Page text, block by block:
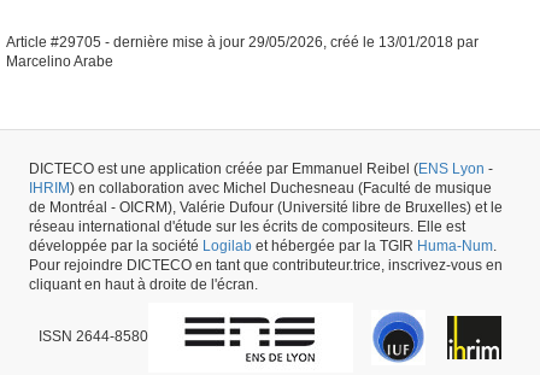
Article #29705 - dernière mise à jour 29/05/2026, créé le 13/01/2018 par
Marcelino Arabe
DICTECO est une application créée par Emmanuel Reibel (ENS Lyon -
IHRIM) en collaboration avec Michel Duchesneau (Faculté de musique
de Montréal - OICRM), Valérie Dufour (Université libre de Bruxelles) et le
réseau international d'étude sur les écrits de compositeurs. Elle est
développée par la société Logilab et hébergée par la TGIR Huma-Num
Pour rejoindre DICTECO en tant que contributeur.trice, inscrivez-vous en
cliquant en haut à droite de l'écran.
ISSN 2644-8580